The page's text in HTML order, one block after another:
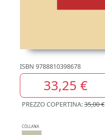
ISBN 9788810398678
33,25 €
PREZZO COPERTINA:35,00 €
COLLANA